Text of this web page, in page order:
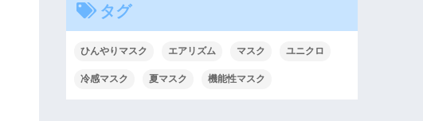
タグ
ひんやりマスク エアリズム マスク ユニクロ
冷感マスク 夏マスク 機能性マスク